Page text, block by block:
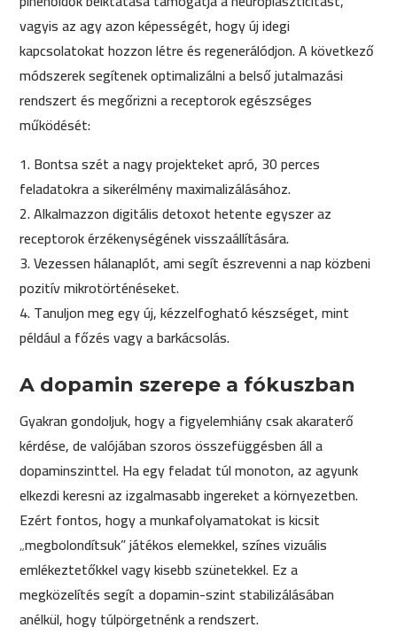
vagyis az agy azon képességét, hogy új idegi
kapcsolatokat hozzon létre és regenerálódjon. A következő
módszerek segítenek optimalizálni a belső jutalmazási
rendszert és megőrizni a receptorok egészséges
működését:
Bontsa szét a nagy projekteket apró, 30 perces
feladatokra a sikerélmény maximalizálásához.
Alkalmazzon digitális detoxot hetente egyszer az
receptorok érzékenységének visszaállítására.
Vezessen hálanaplót, ami segít észrevenni a nap közbeni
pozitív mikrotörténéseket.
Tanuljon meg egy új, kézzelfogható készséget, mint
például a főzés vagy a barkácsolás.
A dopamin szerepe a fókuszban
Gyakran gondoljuk, hogy a figyelemhiány csak akaraterő
kérdése, de valójában szoros összefüggésben áll a
dopaminszinttel. Ha egy feladat túl monoton, az agyunk
elkezdi keresni az izgalmasabb ingereket a környezetben.
Ezért fontos, hogy a munkafolyamatokat is kicsit
„megbolondítsuk” játékos elemekkel, színes vizuális
emlékeztetőkkel vagy kisebb szünetekkel. Ez a
megközelítés segít a dopamin-szint stabilizálásában
anélkül, hogy túlpörgetnénk a rendszert.